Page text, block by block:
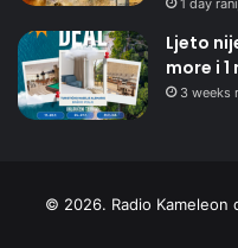
1 day
Ljeto
more i
3 weeks
© 2026. Radio Kameleon